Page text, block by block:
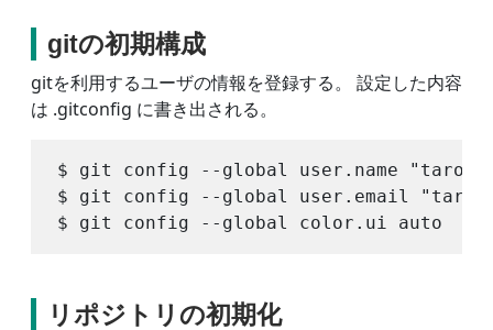
gitの初期構成
gitを利用するユーザの情報を登録する。 設定した内容
は .gitconfig に書き出される。
$ git config --global user.name "taro
$ git config --global user.email
リポジトリの初期化